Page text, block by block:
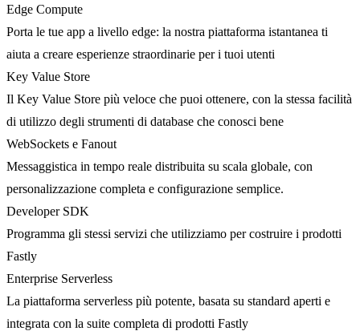
Edge Compute
Porta le tue app a livello edge: la nostra piattaforma istantanea ti
aiuta a creare esperienze straordinarie per i tuoi utenti
Key Value Store
Il Key Value Store più veloce che puoi ottenere, con la stessa facilità
di utilizzo degli strumenti di database che conosci bene
WebSockets e Fanout
Messaggistica in tempo reale distribuita su scala globale, con
personalizzazione completa e configurazione semplice.
Developer SDK
Programma gli stessi servizi che utilizziamo per costruire i prodotti
Fastly
Enterprise Serverless
La piattaforma serverless più potente, basata su standard aperti e
integrata con la suite completa di prodotti Fastly